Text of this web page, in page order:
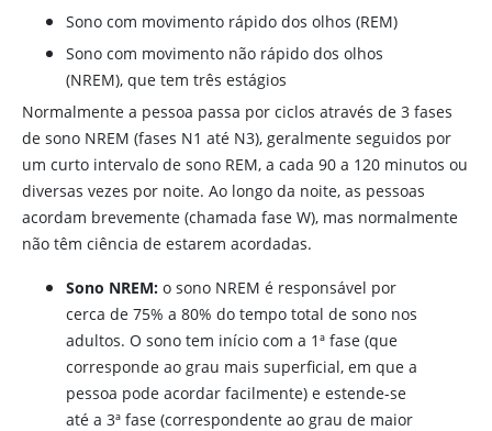
Sono com movimento rápido dos olhos (REM)
Sono com movimento não rápido dos olhos
(NREM), que tem três estágios
Normalmente a pessoa passa por ciclos através de 3 fases
de sono NREM (fases N1 até N3), geralmente seguidos por
um curto intervalo de sono REM, a cada 90 a 120 minutos ou
diversas vezes por noite. Ao longo da noite, as pessoas
acordam brevemente (chamada fase W), mas normalmente
não têm ciência de estarem acordadas.
Sono NREM: o sono NREM é responsável por
cerca de 75% a 80% do tempo total de sono nos
adultos. O sono tem início com a 1ª fase (que
corresponde ao grau mais superficial, em que a
pessoa pode acordar facilmente) e estende-se
até a 3ª fase (correspondente ao grau de maior